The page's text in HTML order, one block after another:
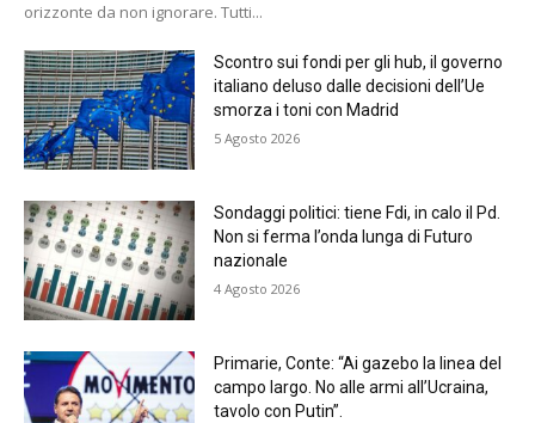
orizzonte da non ignorare. Tutti...
Scontro sui fondi per gli hub, il governo
italiano deluso dalle decisioni dell’Ue
smorza i toni con Madrid
5 Agosto 2026
Sondaggi politici: tiene Fdi, in calo il Pd.
Non si ferma l’onda lunga di Futuro
nazionale
4 Agosto 2026
Primarie, Conte: “Ai gazebo la linea del
campo largo. No alle armi all’Ucraina,
tavolo con Putin”.